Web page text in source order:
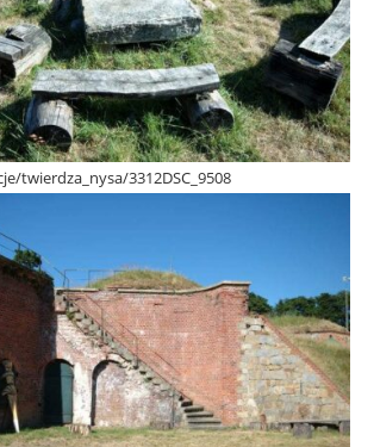
twierdza_nysa/3312DSC_9508